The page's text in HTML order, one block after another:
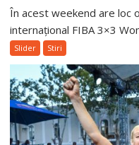
În acest weekend are loc
internațional FIBA 3×3
Slider Stiri